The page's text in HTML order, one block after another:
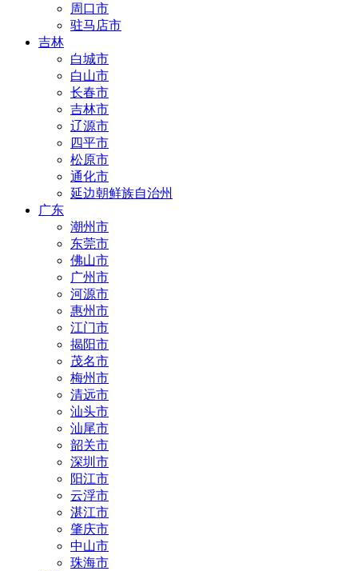
周口市
驻马店市
吉林
白城市
白山市
长春市
吉林市
辽源市
四平市
松原市
通化市
延边朝鲜族自治州
广东
潮州市
东莞市
佛山市
广州市
河源市
惠州市
江门市
揭阳市
茂名市
梅州市
清远市
汕头市
汕尾市
韶关市
深圳市
阳江市
云浮市
湛江市
肇庆市
中山市
珠海市